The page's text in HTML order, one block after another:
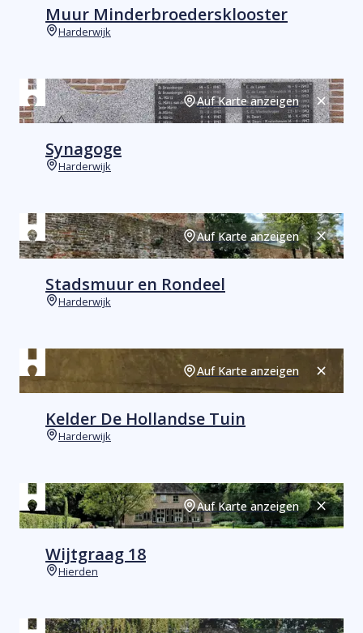
Muur Minderbroedersklooster
Harderwijk
Auf Karte anzeigen
Synagoge
Harderwijk
Auf Karte anzeigen
Stadsmuur en Rondeel
Harderwijk
Auf Karte anzeigen
Kelder De Hollandse Tuin
Harderwijk
Auf Karte anzeigen
Wijtgraag 18
Hierden